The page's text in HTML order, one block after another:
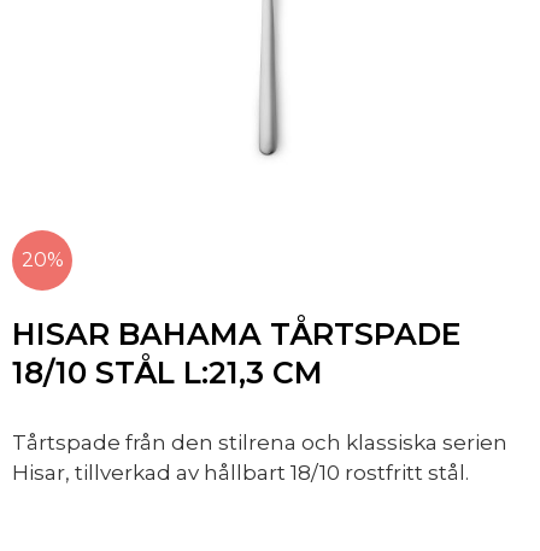
20%
HISAR BAHAMA TÅRTSPADE
18/10 STÅL L:21,3 CM
Tårtspade från den stilrena och klassiska serien
Hisar, tillverkad av hållbart 18/10 rostfritt stål.